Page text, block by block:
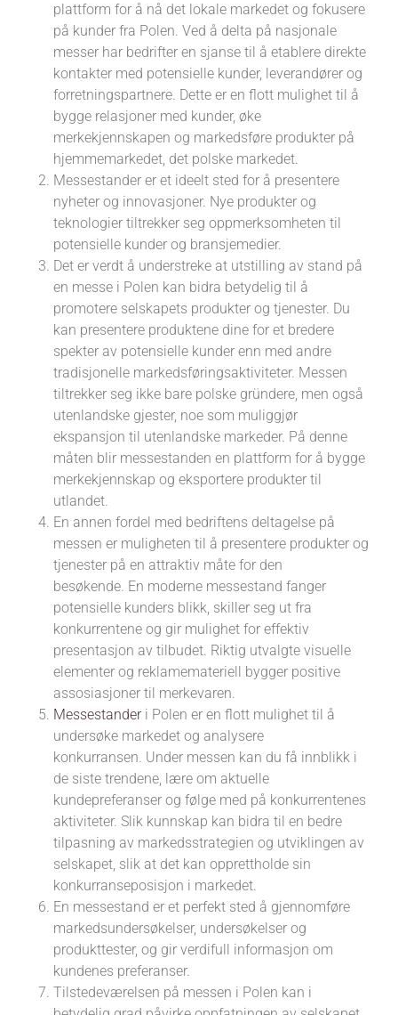
plattform for å nå det lokale markedet og fokusere
på kunder fra Polen. Ved å delta på nasjonale
messer har bedrifter en sjanse til å etablere direkte
kontakter med potensielle kunder, leverandører og
forretningspartnere. Dette er en flott mulighet til å
bygge relasjoner med kunder, øke
merkekjennskapen og markedsføre produkter på
hjemmemarkedet, det polske markedet.
Messestander er et ideelt sted for å presentere
nyheter og innovasjoner. Nye produkter og
teknologier tiltrekker seg oppmerksomheten til
potensielle kunder og bransjemedier.
Det er verdt å understreke at utstilling av stand på
en messe i Polen kan bidra betydelig til å
promotere selskapets produkter og tjenester. Du
kan presentere produktene dine for et bredere
spekter av potensielle kunder enn med andre
tradisjonelle markedsføringsaktiviteter. Messen
tiltrekker seg ikke bare polske gründere, men også
utenlandske gjester, noe som muliggjør
ekspansjon til utenlandske markeder. På denne
måten blir messestanden en plattform for å bygge
merkekjennskap og eksportere produkter til
utlandet.
En annen fordel med bedriftens deltagelse på
messen er muligheten til å presentere produkter og
tjenester på en attraktiv måte for den
besøkende. En moderne messestand fanger
potensielle kunders blikk, skiller seg ut fra
konkurrentene og gir mulighet for effektiv
presentasjon av tilbudet. Riktig utvalgte visuelle
elementer og reklamemateriell bygger positive
assosiasjoner til merkevaren.
Messestanderi Polen er en flott mulighet til å
undersøke markedet og analysere
konkurransen. Under messen kan du få innblikk i
de siste trendene, lære om aktuelle
kundepreferanser og følge med på konkurrentenes
aktiviteter. Slik kunnskap kan bidra til en bedre
tilpasning av markedsstrategien og utviklingen av
selskapet, slik at det kan opprettholde sin
konkurranseposisjon i markedet.
En messestand er et perfekt sted å gjennomføre
markedsundersøkelser, undersøkelser og
produkttester, og gir verdifull informasjon om
kundenes preferanser.
Tilstedeværelsen på messen i Polen kan i